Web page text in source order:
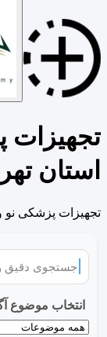
تجهیزات
استان
تجهیزات پزشکی نو
انتخاب موضوع